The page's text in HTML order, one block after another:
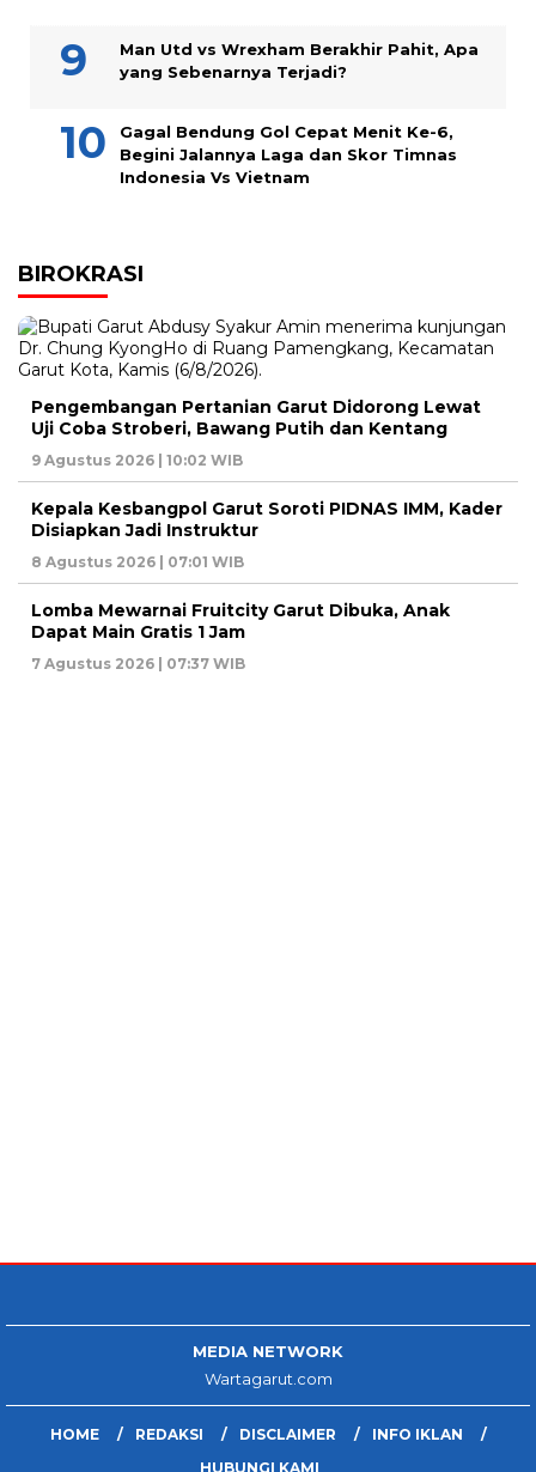
Man Utd vs Wrexham Berakhir Pahit, Apa
yang Sebenarnya Terjadi?
Gagal Bendung Gol Cepat Menit Ke-6,
Begini Jalannya Laga dan Skor Timnas
Indonesia Vs Vietnam
BIROKRASI
Pengembangan Pertanian Garut Didorong Lewat
Uji Coba Stroberi, Bawang Putih dan Kentang
9 Agustus 2026 | 10:02 WIB
Kepala Kesbangpol Garut Soroti PIDNAS IMM, Kader
Disiapkan Jadi Instruktur
8 Agustus 2026 | 07:01 WIB
Lomba Mewarnai Fruitcity Garut Dibuka, Anak
Dapat Main Gratis 1 Jam
7 Agustus 2026 | 07:37 WIB
MEDIA NETWORK
Wartagarut.com
HOME REDAKSI DISCLAIMER
INFO IKLAN
HUBUNGI KAMI